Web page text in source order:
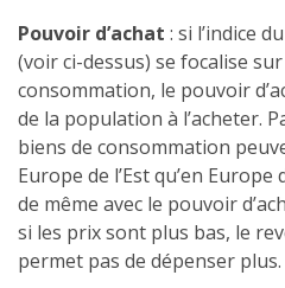
Pouvoir d’achat : si l’indice
(voir ci-dessus) se focalise
consommation, le pouvoir
de la population à l’acheter.
biens de consommation
Europe de l’Est qu’en Europe
de même avec le pouvoir
si les prix sont plus bas, le
permet pas de dépenser plus.